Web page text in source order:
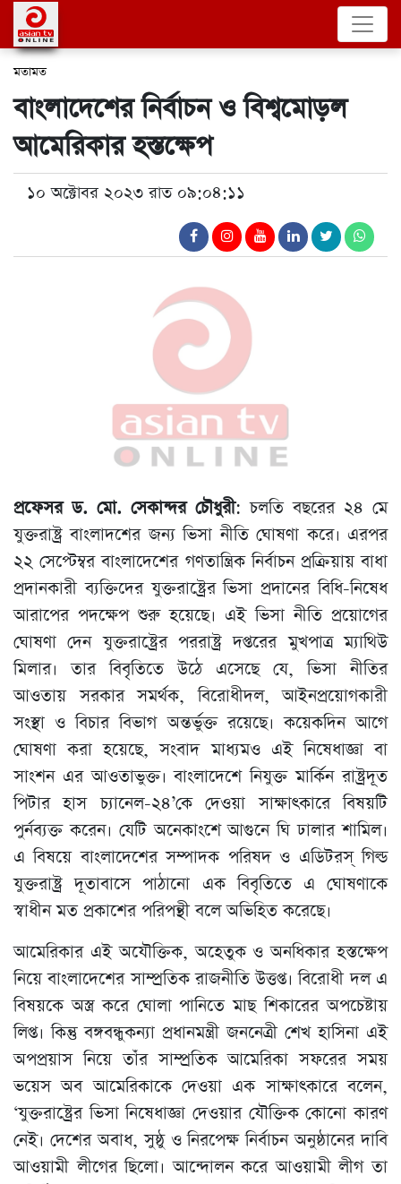
মতামত
বাংলাদেশের নির্বাচন ও বিশ্বমোড়ল
আমেরিকার হস্তক্ষেপ
১০ অক্টোবর ২০২৩ রাত ০৯:০৪:১১
প্রফেসর ড. মো. সেকান্দর চৌধুরী: চলতি বছরের ২৪ মে
যুক্তরাষ্ট্র বাংলাদশের জন্য ভিসা নীতি ঘোষণা করে। এরপর
২২ সেপ্টেম্বর বাংলাদেশের গণতান্ত্রিক নির্বাচন প্রক্রিয়ায় বাধা
প্রদানকারী ব্যক্তিদের যুক্তরাষ্ট্রের ভিসা প্রদানের বিধি-নিষেধ
আরাপের পদক্ষেপ শুরু হয়েছে। এই ভিসা নীতি প্রয়োগের
ঘোষণা দেন যুক্তরাষ্ট্রের পররাষ্ট্র দপ্তরের মুখপাত্র ম্যাথিউ
মিলার। তার বিবৃতিতে উঠে এসেছে যে, ভিসা নীতির
আওতায় সরকার সমর্থক, বিরোধীদল, আইনপ্রয়োগকারী
সংস্থা ও বিচার বিভাগ অন্তর্ভুক্ত রয়েছে। কয়েকদিন আগে
ঘোষণা করা হয়েছে, সংবাদ মাধ্যমও এই নিষেধাজ্ঞা বা
সাংশন এর আওতাভুক্ত। বাংলাদেশে নিযুক্ত মার্কিন রাষ্ট্রদূত
পিটার হাস চ্যানেল-২৪’কে দেওয়া সাক্ষাৎকারে বিষয়টি
পুর্নব্যক্ত করেন। যেটি অনেকাংশে আগুনে ঘি ঢালার শামিল।
এ বিষয়ে বাংলাদেশের সম্পাদক পরিষদ ও এডিটরস্ গিল্ড
যুক্তরাষ্ট্র দূতাবাসে পাঠানো এক বিবৃতিতে এ ঘোষণাকে
স্বাধীন মত প্রকাশের পরিপন্থী বলে অভিহিত করেছে।
আমেরিকার এই অযৌক্তিক, অহেতুক ও অনধিকার হস্তক্ষেপ
নিয়ে বাংলাদেশের সাম্প্রতিক রাজনীতি উত্তপ্ত। বিরোধী দল এ
বিষয়কে অস্ত্র করে ঘোলা পানিতে মাছ শিকারের অপচেষ্টায়
লিপ্ত। কিন্তু বঙ্গবন্ধুকন্যা প্রধানমন্ত্রী জননেত্রী শেখ হাসিনা এই
অপপ্রয়াস নিয়ে তাঁর সাম্প্রতিক আমেরিকা সফরের সময়
ভয়েস অব আমেরিকাকে দেওয়া এক সাক্ষাৎকারে বলেন,
‘যুক্তরাষ্ট্রের ভিসা নিষেধাজ্ঞা দেওয়ার যৌক্তিক কোনো কারণ
নেই। দেশের অবাধ, সুষ্ঠু ও নিরপেক্ষ নির্বাচন অনুষ্ঠানের দাবি
আওয়ামী লীগের ছিলো। আন্দোলন করে আওয়ামী লীগ তা